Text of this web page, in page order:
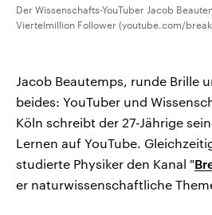
Der Wissenschafts-YouTuber Jacob
Viertelmillion Follower (youtube.com/
Jacob Beautemps, runde Brille
beides: YouTuber und
Köln schreibt der 27-Jährige
Lernen auf YouTube.
studierte Physiker den Kanal "
er naturwissenschaftliche